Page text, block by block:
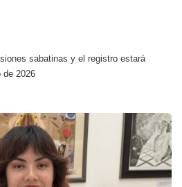
sabatinas y el registro estará
de 2026